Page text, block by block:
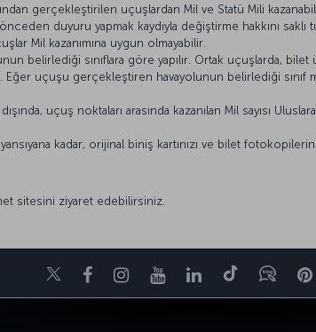
gerçekleştirilen uçuşlardan Mil ve Statü Mili
duyuru yapmak kaydıyla değiştirme hakkını saklı
Mil kazanımına uygun olmayabilir.
belirlediği sınıflara göre yapılır. Ortak uçuşlarda, bilet
Eğer uçuşu gerçekleştiren havayolunun belirlediği sınıf
uçuş noktaları arasında kazanılan Mil sayısı
kadar, orijinal biniş kartınızı ve bilet
sitesini ziyaret edebilirsiniz.
TwitterFacebookInstagram
YoutubeLinkedIn
TiktokBlog